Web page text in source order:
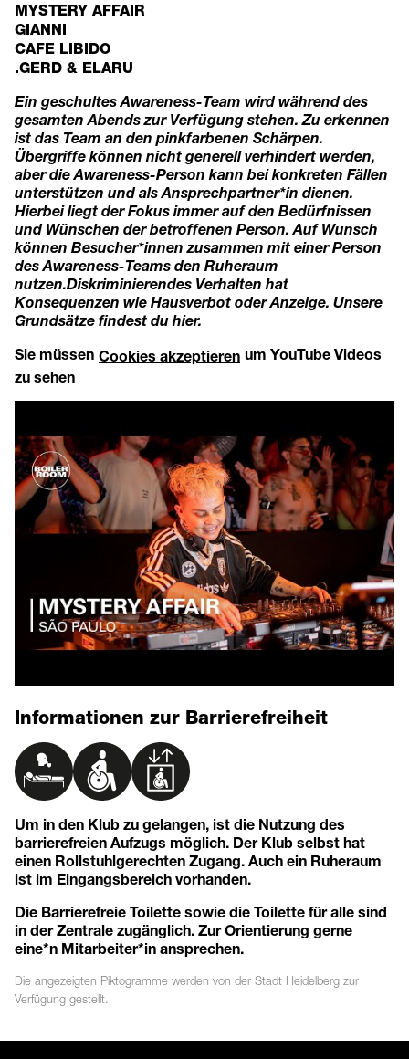
MYSTERY AFFAIR
GIANNI
CAFE LIBIDO
.GERD & ELARU
Ein geschultes Awareness-Team wird während des
gesamten Abends zur Verfügung stehen. Zu erkennen
ist das Team an den pinkfarbenen Schärpen.
Übergriffe können nicht generell verhindert werden,
aber die Awareness-Person kann bei konkreten Fällen
unterstützen und als Ansprechpartner*in dienen.
Hierbei liegt der Fokus immer auf den Bedürfnissen
und Wünschen der betroffenen Person. Auf Wunsch
können Besucher*innen zusammen mit einer Person
des Awareness-Teams den Ruheraum
nutzen.Diskriminierendes Verhalten hat
Konsequenzen wie Hausverbot oder Anzeige. Unsere
Grundsätze findest du hier.
Sie müssen Cookies akzeptieren um YouTube Videos
zu sehen
Informationen zur Barrierefreiheit
Um in den Klub zu gelangen, ist die Nutzung des
barrierefreien Aufzugs möglich. Der Klub selbst hat
einen Rollstuhlgerechten Zugang. Auch ein Ruheraum
ist im Eingangsbereich vorhanden.
Die Barrierefreie Toilette sowie die Toilette für alle sind
in der Zentrale zugänglich. Zur Orientierung gerne
eine*n Mitarbeiter*in ansprechen.
Die angezeigten Piktogramme werden von der Stadt Heidelberg zur
Verfügung gestellt.